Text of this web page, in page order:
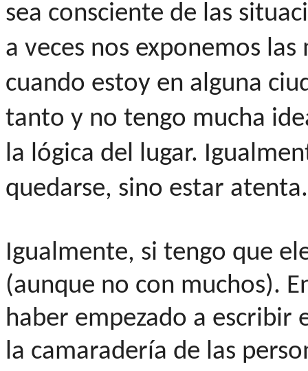
sea consciente de las
a veces nos exponemos
cuando estoy en alguna
tanto y no tengo mucha
la lógica del lugar.
quedarse, sino estar atenta.
Igualmente, si tengo que
(aunque no con muchos).
haber empezado a escribir
la camaradería de las